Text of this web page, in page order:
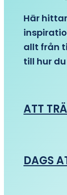
Här
allt från
till hur
ATT
DAGS